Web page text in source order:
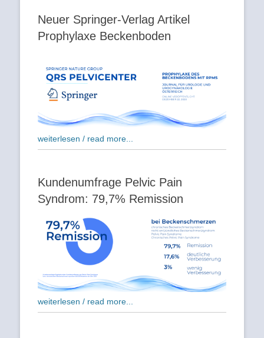
Neuer Springer-Verlag Artikel
Prophylaxe Beckenboden
weiterlesen / read more...
Kundenumfrage Pelvic Pain
Syndrom: 79,7% Remission
weiterlesen / read more...